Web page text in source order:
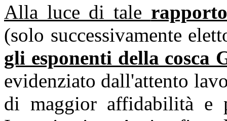
Alla luce di tale
(solo successivamente
gli esponenti della
evidenziato dall'attento
di maggior affidabilità e